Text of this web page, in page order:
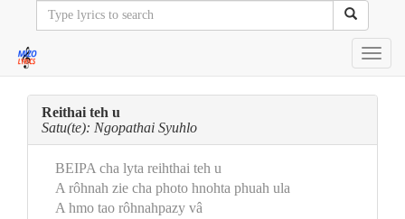
Reithai teh u
Satu(te): Ngopathai Syuhlo
BEIPA cha lyta reihthai teh u
A rôhnah zie cha photo hnohta phuah ula
A hmo tao rôhnahpazy vâ